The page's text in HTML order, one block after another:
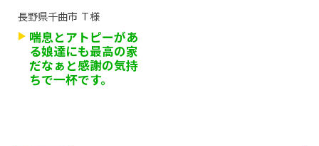
長野県千曲市 Ｔ様
喘息とアトピーがあ
る娘達にも最高の家
だなぁと感謝の気持
ちで一杯です。